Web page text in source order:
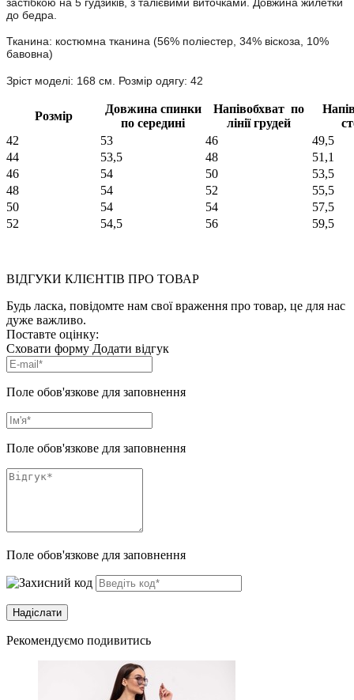
до бедра.
Тканина: костюмна тканина (56% поліестер, 34% віскоза, 10%
бавовна)
Зріст моделі: 168 см. Розмір одягу: 42
Розмір
Довжина спинки
по середині
Напівобхват по
лінії грудей
42
53 46
49,5
44
53,5 48
51,1
46
54 50
53,5
48
54 52
55,5
50
54 54
57,5
52
54,5 56 59,5
ВІДГУКИ КЛІЄНТІВ ПРО ТОВАР
Будь ласка, повідомте нам свої враження про товар, це для нас
дуже важливо.
Поставте оцінку:
Сховати форму Додати відгук
Поле обов'язкове для заповнення
Поле обов'язкове для заповнення
Поле обов'язкове для заповнення
Рекомендуємо подивитись